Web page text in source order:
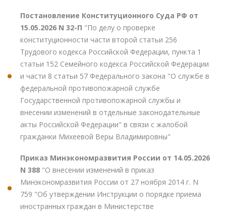
Постановление Конституционного Суда РФ от
15.05.2026 N 32-П "По делу о проверке
конституционности части второй статьи 256
Трудового кодекса Российской Федерации, пункта 1
статьи 152 Семейного кодекса Российской Федерации
и части 8 статьи 57 Федерального закона "О службе в
федеральной противопожарной службе
Государственной противопожарной службы и
внесении изменений в отдельные законодательные
акты Российской Федерации" в связи с жалобой
гражданки Михеевой Веры Владимировны"
Приказ Минэкономразвития России от 14.05.2026
N 388 "О внесении изменений в приказ
Минэкономразвития России от 27 ноября 2014 г. N
759 "Об утверждении Инструкции о порядке приема
иностранных граждан в Министерстве